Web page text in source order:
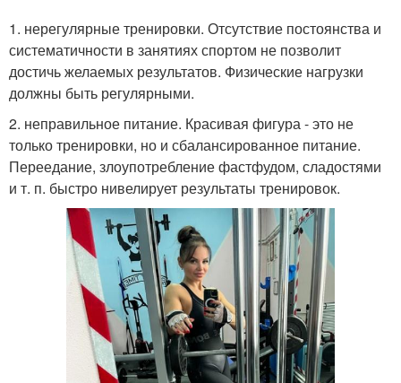
1. нерегулярные тренировки. Отсутствие постоянства и
систематичности в занятиях спортом не позволит
достичь желаемых результатов. Физические нагрузки
должны быть регулярными.
2. неправильное питание. Красивая фигура - это не
только тренировки, но и сбалансированное питание.
Переедание, злоупотребление фастфудом, сладостями
и т. п. быстро нивелирует результаты тренировок.